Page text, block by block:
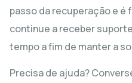
passo da recuperação e é
continue a receber
tempo a fim de manter a
Precisa de ajuda?